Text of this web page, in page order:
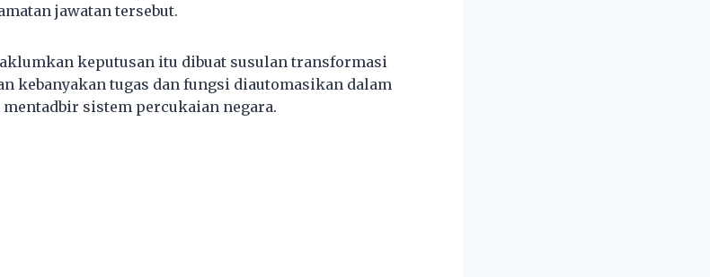
jawatan tersebut.
keputusan itu dibuat susulan transformasi
kebanyakan tugas dan fungsi diautomasikan dalam
sistem percukaian negara.